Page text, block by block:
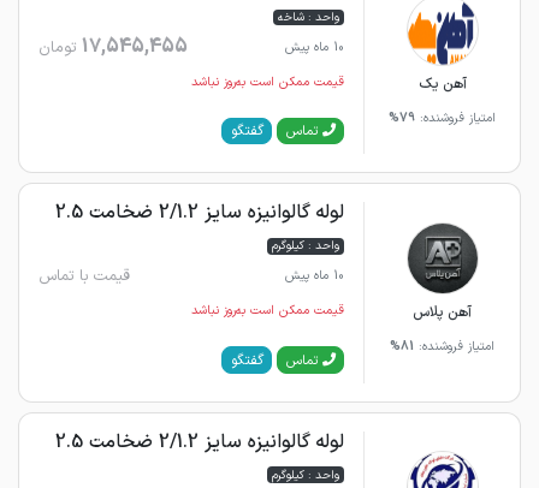
آهن یک
امتیاز فروشنده: 79%
واحد : شاخه
10 ماه پیش
17,545,455 تومان
قیمت ممکن است به‌روز نباشد
تماس گفتگو
آهن پلاس
امتیاز فروشنده: 81%
لوله گالوانیزه سایز 2/1.2 ضخامت 2.5
واحد : کیلوگرم
10 ماه پیش
قیمت با تماس
قیمت ممکن است به‌روز نباشد
تماس گفتگو
لوله گالوانیزه سایز 2/1.2 ضخامت 2.5
واحد : کیلوگرم